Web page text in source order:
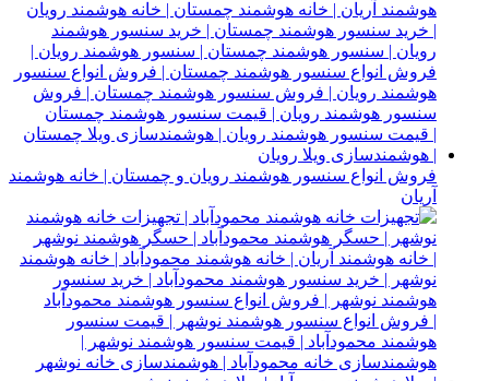
فروش انواع سنسور هوشمند رویان و چمستان | خانه هوشمند
آریان